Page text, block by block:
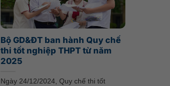
Bộ GD&ĐT ban hành Quy chế
thi tốt nghiệp THPT từ năm
2025
Ngày 24/12/2024, Quy chế thi tốt